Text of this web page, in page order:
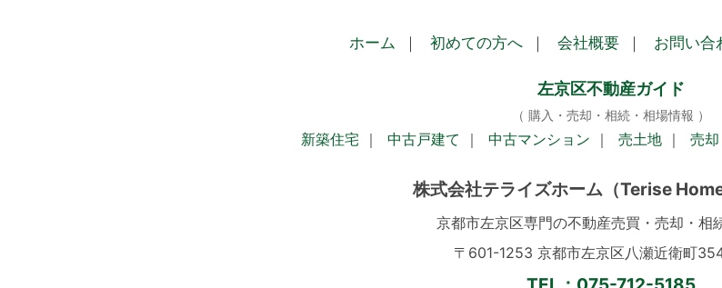
ホーム ｜ 初めての方へ ｜ 会社概要 ｜ お問い合
左京区不動産ガイド
（ 購入・売却・相続・相場情報 ）
新築住宅 ｜ 中古戸建て ｜ 中古マンション ｜ 売土地 ｜ 売却
株式会社テライズホーム （Terise
京都市左京区専門の不動産売買・売却・相
〒601-1253 京都市左京区八瀬近衛町